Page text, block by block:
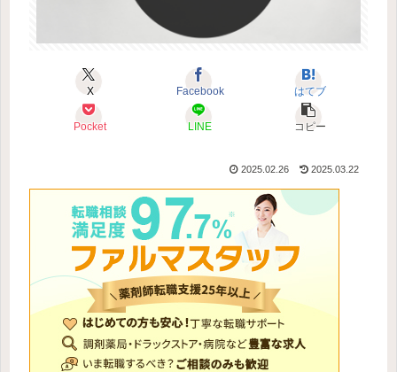
X Facebook はてブ
Pocket LINE コピー
2025.02.26 2025.03.22